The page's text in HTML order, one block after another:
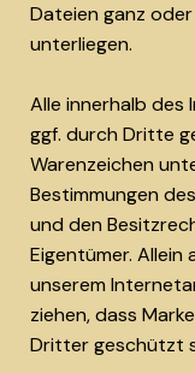
Dateien ganz
unterliegen.
Alle innerhalb
ggf. durch Dritte
Warenzeichen
Bestimmungen
und den
Eigentümer. Allein
unserem
ziehen, dass
Dritter geschützt